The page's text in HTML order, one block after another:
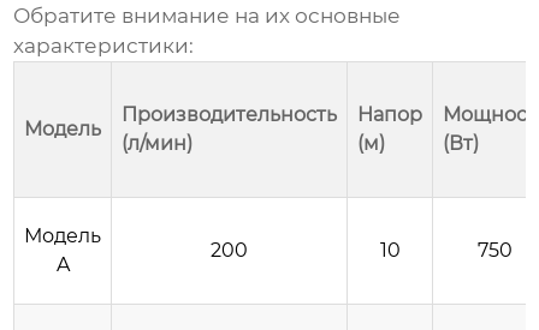
Обратите внимание на их основные
характеристики:
Модель
Производительность
(л/мин)
Напор
(м)
(Вт)
Модель
A
200 10 750